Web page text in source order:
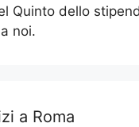
Quinto dello
noi.
a Roma